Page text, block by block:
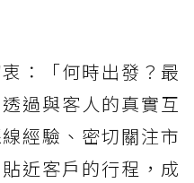
：「何時出發？最
過與客人的真實互
經驗、密切關注市
近客戶的行程，成